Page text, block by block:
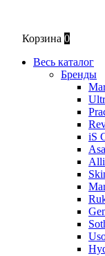
Корзина 0
Весь каталог
Бренды
iS